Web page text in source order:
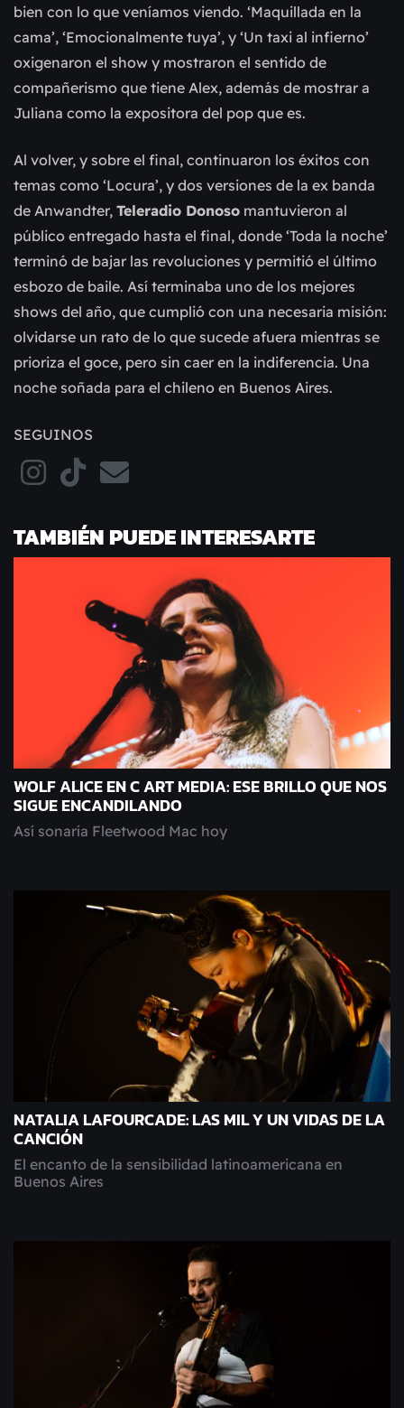
bien con lo que veníamos viendo. ‘Maquillada en la
cama’, ‘Emocionalmente tuya’, y ‘Un taxi al infierno’
oxigenaron el show y mostraron el sentido de
compañerismo que tiene Alex, además de mostrar a
Juliana como la expositora del pop que es.
Al volver, y sobre el final, continuaron los éxitos con
temas como ‘Locura’, y dos versiones de la ex banda
de Anwandter, Teleradio Donoso mantuvieron al
público entregado hasta el final, donde ‘Toda la noche’
terminó de bajar las revoluciones y permitió el último
esbozo de baile. Así terminaba uno de los mejores
shows del año, que cumplió con una necesaria misión:
olvidarse un rato de lo que sucede afuera mientras se
prioriza el goce, pero sin caer en la indiferencia. Una
noche soñada para el chileno en Buenos Aires.
SEGUINOS
TAMBIÉN PUEDE INTERESARTE
WOLF ALICE EN C ART MEDIA: ESE BRILLO QUE NOS
SIGUE ENCANDILANDO
Así sonaría Fleetwood Mac hoy
NATALIA LAFOURCADE: LAS MIL Y UN VIDAS DE LA
CANCIÓN
El encanto de la sensibilidad latinoamericana en
Buenos Aires